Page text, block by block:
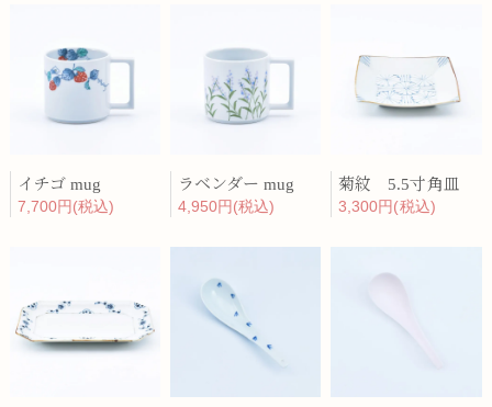
イチゴ mug
7,700円(税込)
ラベンダー mug
4,950円(税込)
菊紋 5.5寸角皿
3,300円(税込)